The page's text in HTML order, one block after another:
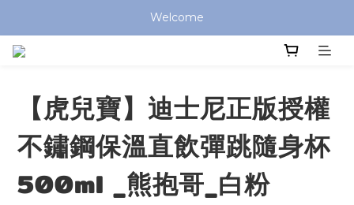
全館滿 $799 免運費 (僅提供台灣本島區域，外島地區請洽客服)
Welcome
全館滿 $799 免運費 (僅提供台灣本島區域，外島地區請洽客服)
【虎兒寶】迪士尼正版授權
不鏽鋼保溫直飲彈跳隨身杯
500ml _熊抱哥_白粉